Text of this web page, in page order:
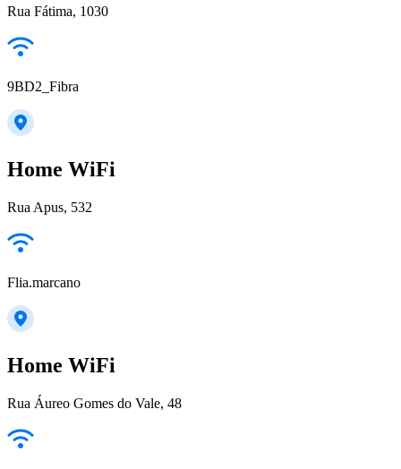
Rua Fátima, 1030
9BD2_Fibra
Home WiFi
Rua Apus, 532
Flia.marcano
Home WiFi
Rua Áureo Gomes do Vale, 48